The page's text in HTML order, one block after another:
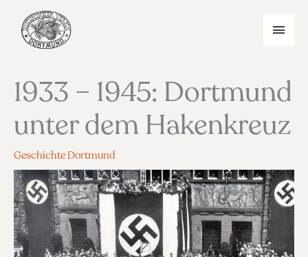
Inhalt
springen
1933 – 1945: Dortmund
unter dem Hakenkreuz
Geschichte Dortmund